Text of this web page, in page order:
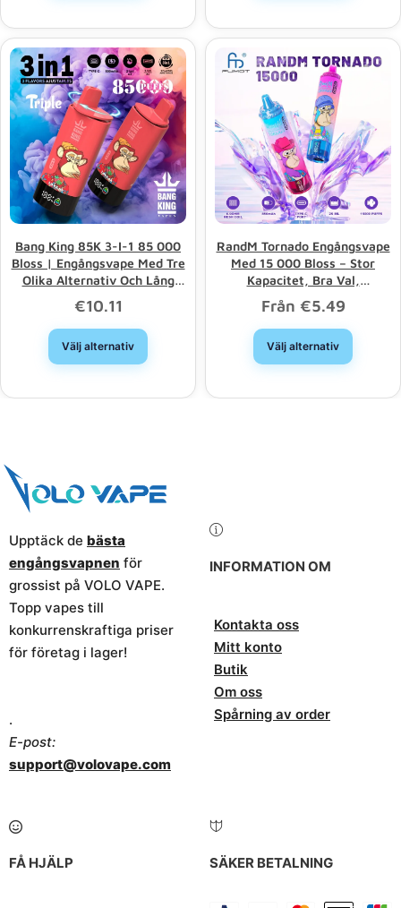
Bang King 85K 3-I-1 85 000
Bloss | Engångsvape Med Tre
Olika Alternativ Och Lång
Livslängd –
Grossistförsäljning
€10.11
Välj alternativ
RandM Tornado Engångsvape
Med 15 000 Bloss – Stor
Kapacitet, Bra Val,
Grossistrabatt
Från €5.49
Välj alternativ
Upptäck de bästa
engångsvapnen för
grossist på VOLO VAPE.
Topp vapes till
konkurrenskraftiga priser
för företag i lager!
.
E-post:
support@volovape.com
INFORMATION OM
Kontakta oss
Mitt konto
Butik
Om oss
Spårning av order
FÅ HJÄLP SÄKER BETALNING